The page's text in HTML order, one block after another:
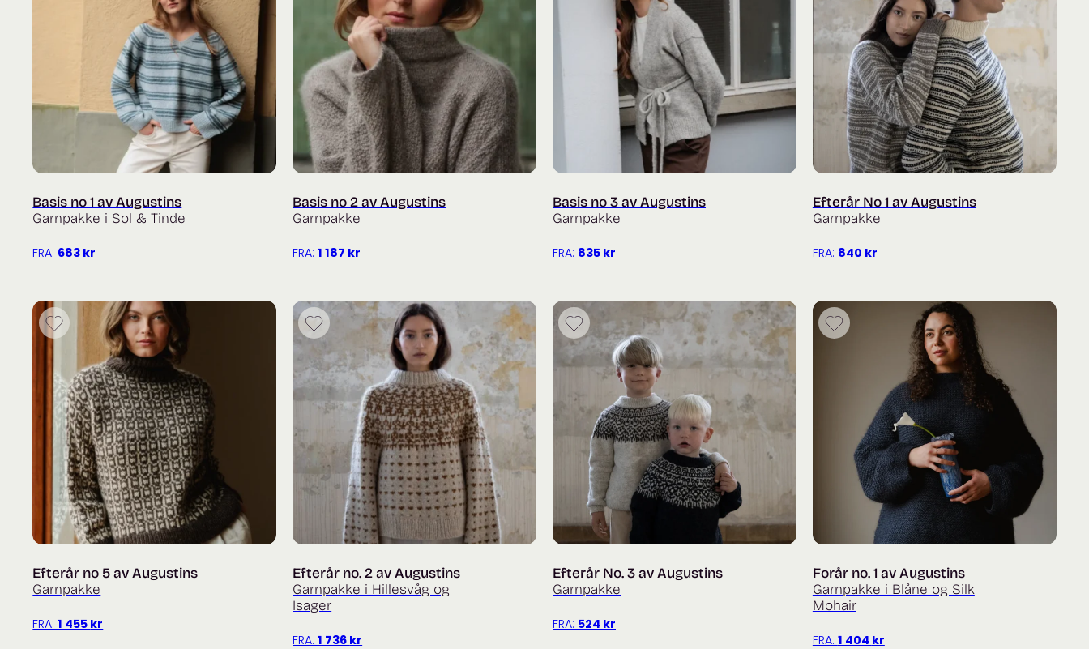
Basis no 1 av Augustins
Garnpakke i Sol & Tinde
FRA: 683 kr
Basis no 2 av Augustins
Garnpakke
FRA:1 187 kr
Basis no 3 av Augustins
Garnpakke
FRA: 835 kr
Efterår No 1 av Augustins
Garnpakke
FRA: 840 kr
Efterår no 5 av Augustins
Garnpakke
FRA:1 455 kr
Efterår no. 2 av Augustins
Garnpakke i Hillesvåg og
Isager
FRA:1 736 kr
Efterår No. 3 av Augustins
Garnpakke
FRA: 524 kr
Forår no. 1 av Augustins
Garnpakke i Blåne og Silk
Mohair
FRA: 1 404 kr